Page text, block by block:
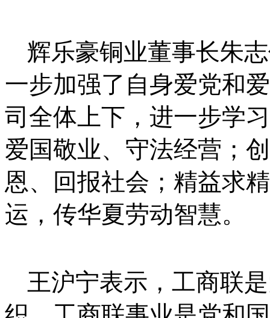
辉乐豪铜业董事长朱
一步加强了自身爱党和
司全体上下，进一步学
爱国敬业、守法经营；
恩、回报社会；精益求
运，传华夏劳动智慧。
王沪宁表示，工商联